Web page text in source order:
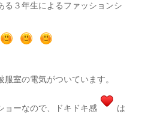
る３年生によるファッションシ
室の電気がついています。
ョーなので、ドキドキ感
は